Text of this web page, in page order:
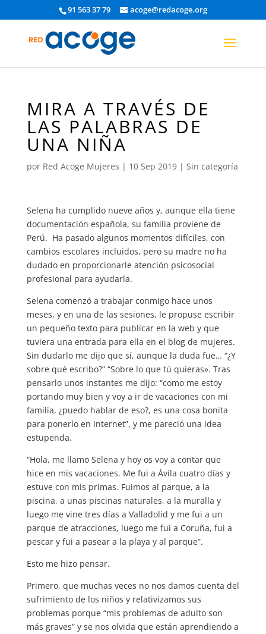
91 563 37 79 acoge@redacoge.org
MIRA A TRAVÉS DE
LAS PALABRAS DE
UNA NIÑA
por Red Acoge Mujeres | 10 Sep 2019| Sin categoría
Selena ha cumplido nueve años y, aunque ella tiene
documentación española, su familia proviene de
Perú. Ha pasado algunos momentos difíciles, con
cambios escolares incluidos, pero su madre no ha
dudado en proporcionarle atención psicosocial
profesional para ayudarla.
Selena comenzó a trabajar conmigo hace unos
meses, y en una de las sesiones, le propuse escribir
un pequeño texto para publicar en la web y que
tuviera una entrada para ella en el blog de mujeres.
Sin dudarlo me dijo que sí, aunque la duda fue… “¿Y
sobre qué escribo?” “Sobre lo que tú quieras». Tras
pensarlo unos instantes me dijo: “como me estoy
portando muy bien y voy a ir de vacaciones con mi
familia, ¿puedo hablar de eso?, es una cosa bonita
para ponerlo en internet”, y me pareció una idea
estupenda.
“Hola, me llamo Selena y hoy os voy a contar que
hice en mis vacaciones. Me fui a Ávila cuatro días y
estuve con mis primas. Fuimos al parque, a la
piscina, a unas piscinas naturales, a la muralla y
luego me vine tres días a Valladolid y me fui a un
parque de atracciones, luego me fui a Coruña, fui a
pescar y fui a pasear a la playa y al parque”.
Esto me hizo pensar.
Primero, que muchas veces no nos damos cuenta del
sufrimiento de los niños y relativizamos sus
problemas porque “mis problemas de adulto son
más graves” y se nos olvida que están aprendiendo a